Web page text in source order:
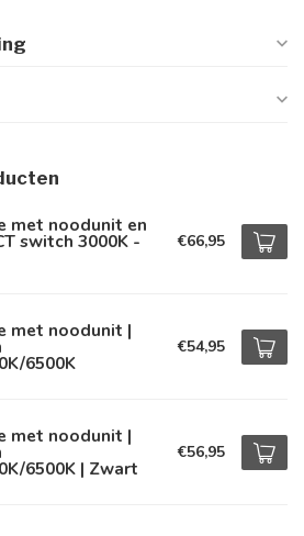
met noodunit en
switch 3000K - €66,95
met noodunit |
6500K
€54,95
met noodunit |
6500K | Zwart
€56,95